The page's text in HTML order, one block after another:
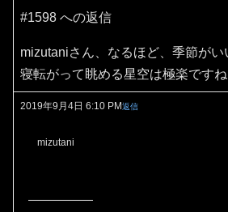
#1598 への返信
mizutaniさん、なるほど、季節がい
寝転がって眺める星空は極楽ですね
2019年9月4日 6:10 PM返信
mizutani